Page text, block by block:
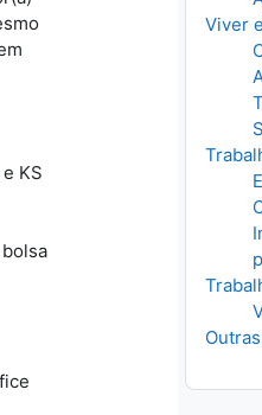
Viver
KS